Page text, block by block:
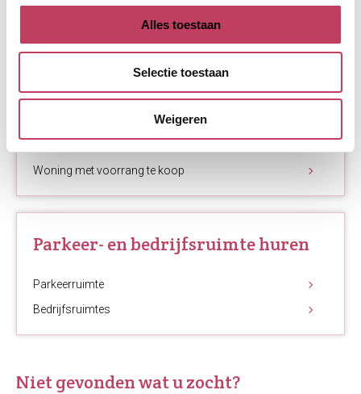
Alles toestaan
Selectie toestaan
Weigeren
Uitschrijven bij de Woningzoeker
Ik wil een woning kopen
Woning met voorrang te koop
Parkeer- en bedrijfsruimte huren
Parkeerruimte
Bedrijfsruimtes
Niet gevonden wat u zocht?